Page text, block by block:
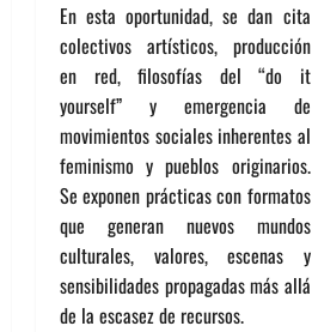
En esta oportunidad, se dan cita
colectivos artísticos, producción
en red, filosofías del “do it
yourself” y emergencia de
movimientos sociales inherentes al
feminismo y pueblos originarios.
Se exponen prácticas con formatos
que generan nuevos mundos
culturales, valores, escenas y
sensibilidades propagadas más allá
de la escasez de recursos.